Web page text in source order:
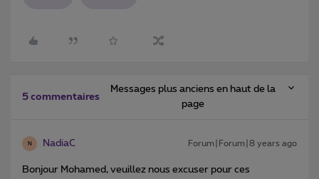
5 commentaires
Messages plus anciens en haut de la
page
N NadiaC Forum|Forum|8 years ago
Bonjour Mohamed, veuillez nous excuser pour ces